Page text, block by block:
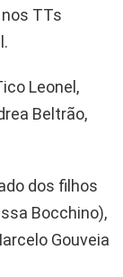
TTs
Leonel,
Beltrão,
dos filhos
Bocchino),
Gouveia